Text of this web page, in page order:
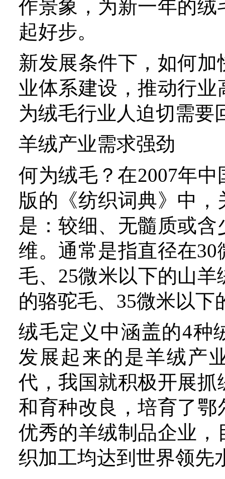
为绒毛行业人迫切需要回
羊绒产业需求强劲
何为绒毛？在2007年中国
版的《纺织词典》中，关
是：较细、无髓质或含少
维。通常是指直径在30微
毛、25微米以下的山羊绒
的骆驼毛、35微米以下的
绒毛定义中涵盖的4种绒
发展起来的是羊绒产业。
代，我国就积极开展抓绒
和育种改良，培育了鄂尔
优秀的羊绒制品企业，目
织加工均达到世界领先水平
在近日召开的第三十届全
2024年中国（南宫）精品
维产业高质量发展交流会
绒毛产业发展峰会上，中
协会会长、中国农业生产
公司专职副书记冯建芳表
球可持续发展的大背景下